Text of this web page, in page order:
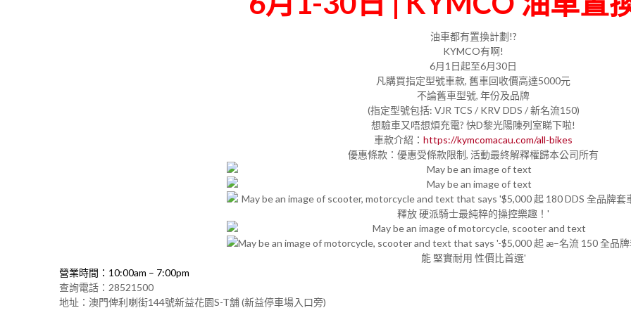
油車都有置換計劃!?
KYMCO有啊!
6月1日起至6月30日
凡購買指定型號車款, 舊車回收價高達5000元
不論舊車型號, 年份及品牌
(指定型號包括: VJR TCS / KRV DDS / 新名流150)
想驗車又唔想煩充電? 快D黎光陽陳列室睇下啦!
車款介紹： https://kymcomacau.com/all-bikes
優惠條款：優惠受條款限制, 活動最終解釋權歸本公司所有
營業時間：10:00am – 7:00pm
查詢電話：28521500
地址：澳門俾利喇街144號新益花園S-T舖 (新益停車場入口旁)